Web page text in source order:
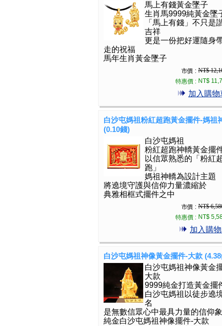
馬上有錢黃金墜子
生肖馬9999純黃金墜
「馬上有錢」不只是
吉祥
更是一份把好運隨身
走的祝福
馬年生肖黃金墜子
市價 : NT$
特惠價 : NT$
加入購物
白沙屯媽祖粉紅超跑黃金擺件-媽祖
(0.10錢)
白沙屯媽祖
粉紅超跑神轎黃金擺
以信眾熟悉的「粉紅
跑」
媽祖神轎為設計主題
將遶境守護與信仰力量濃縮於
典雅相框式擺件之中
市價 : NT$
特惠價 : NT$
加入購
白沙屯媽祖神像黃金擺件-大款
白沙屯媽祖神像黃金
大款
9999純金打造黃金擺
白沙屯媽祖以徒步遶
名
是無數信眾心中最具力量的信仰
純金白沙屯媽祖神像擺件-大款